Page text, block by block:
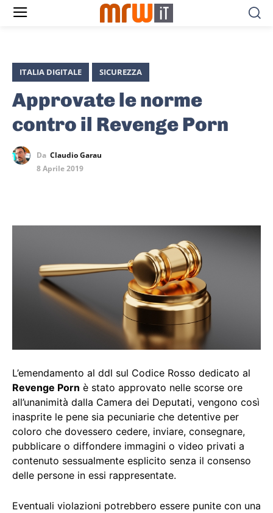
ITALIA DIGITALE SICUREZZA
Approvate le norme
contro il Revenge Porn
Da Claudio Garau
8 Aprile 2019
L’emendamento al ddl sul Codice Rosso dedicato al
Revenge Porn è stato approvato nelle scorse ore
all’unanimità dalla Camera dei Deputati, vengono così
inasprite le pene sia pecuniarie che detentive per
coloro che dovessero cedere, inviare, consegnare,
pubblicare o diffondere immagini o video privati a
contenuto sessualmente esplicito senza il consenso
delle persone in essi rappresentate.
Eventuali violazioni potrebbero essere punite con una